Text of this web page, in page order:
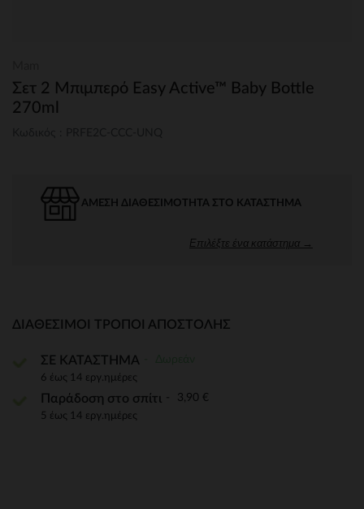
Σετ 2 Μπιμπερό Easy Active™ Baby Bottle
270ml
ΆΜΕΣΗ ΔΙΑΘΕΣΙΜΌΤΗΤΑ ΣΤΟ ΚΑΤΆΣΤΗΜΑ
Επιλέξτε ένα κατάστημα →
ΔΙΑΘΈΣΙΜΟΙ ΤΡΌΠΟΙ ΑΠΟΣΤΟΛΉΣ
ΣΕ ΚΑΤΑΣΤΗΜΑ
6 έως 14 εργ.ημέρες
Παράδοση στο σπίτι 3,90 €
5 έως 14 εργ.ημέρες